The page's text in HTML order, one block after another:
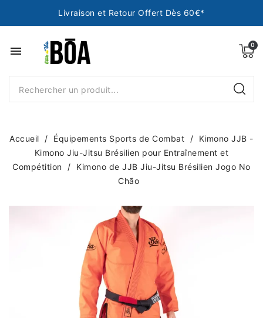
Livraison et Retour Offert Dès 60€*
menu
Accueil Équipements Sports de Combat
Kimono JJB -
Kimono Jiu-Jitsu Brésilien pour Entraînement et
Compétition
Kimono de JJB Jiu-Jitsu Brésilien Jogo No
Chão